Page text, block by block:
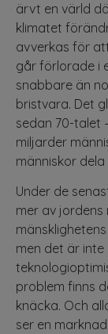
ärvt en värld
klimatet
avverkas för
går förlorade i
snabbare än
bristvara. Det
sedan 70-talet
miljarder
människor
Under de
mer av jordens
men det är
problem finns
knäcka. Och
ser en